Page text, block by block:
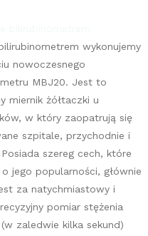
wykonujemy
nowoczesnego
MBJ20. Jest to
miernik żółtaczki u
w który zaopatrują się
szpitale, przychodnie i
Posiada szereg cech, które
jego popularności, głównie
za natychmiastowy i
pomiar stężenia
zaledwie kilka sekund)